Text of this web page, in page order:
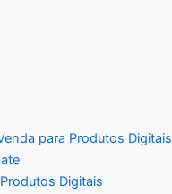
para Produtos Digitais
Digitais